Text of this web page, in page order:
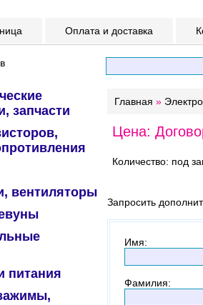
Оплата и доставка
запчасти
вентиляторы
питания
Главная »
Цена:
Количество: под
Запросить
Имя:
Фамилия: